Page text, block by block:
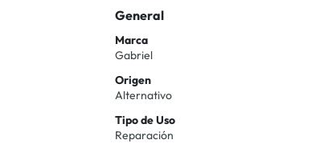
General
Marca
Gabriel
Origen
Alternativo
Tipo de Uso
Reparación